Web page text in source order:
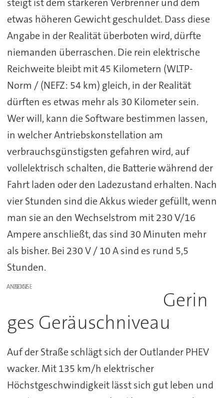
etwas höheren Gewicht geschuldet. Dass diese
Angabe in der Realität überboten wird, dürfte
niemanden überraschen. Die rein elektrische
Reichweite bleibt mit 45 Kilometern (WLTP-
Norm / (NEFZ: 54 km) gleich, in der Realität
dürften es etwas mehr als 30 Kilometer sein.
Wer will, kann die Software bestimmen lassen,
in welcher Antriebskonstellation am
verbrauchsgünstigsten gefahren wird, auf
vollelektrisch schalten, die Batterie während der
Fahrt laden oder den Ladezustand erhalten. Nach
vier Stunden sind die Akkus wieder gefüllt, wenn
man sie an den Wechselstrom mit 230 V/16
Ampere anschließt, das sind 30 Minuten mehr
als bisher. Bei 230 V / 10 A sind es rund 5,5
Stunden.
ANZEIGE
Gerin
ges Geräuschniveau
Auf der Straße schlägt sich der Outlander PHEV
wacker. Mit 135 km/h elektrischer
Höchstgeschwindigkeit lässt sich gut leben und